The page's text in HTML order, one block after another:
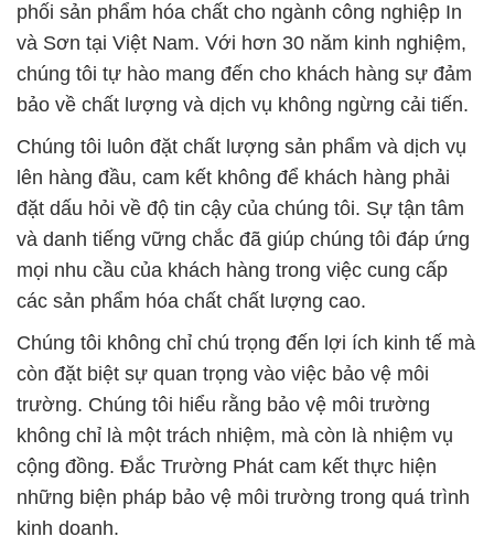
phối sản phẩm hóa chất cho ngành công nghiệp In
và Sơn tại Việt Nam. Với hơn 30 năm kinh nghiệm,
chúng tôi tự hào mang đến cho khách hàng sự đảm
bảo về chất lượng và dịch vụ không ngừng cải tiến.
Chúng tôi luôn đặt chất lượng sản phẩm và dịch vụ
lên hàng đầu, cam kết không để khách hàng phải
đặt dấu hỏi về độ tin cậy của chúng tôi. Sự tận tâm
và danh tiếng vững chắc đã giúp chúng tôi đáp ứng
mọi nhu cầu của khách hàng trong việc cung cấp
các sản phẩm hóa chất chất lượng cao.
Chúng tôi không chỉ chú trọng đến lợi ích kinh tế mà
còn đặt biệt sự quan trọng vào việc bảo vệ môi
trường. Chúng tôi hiểu rằng bảo vệ môi trường
không chỉ là một trách nhiệm, mà còn là nhiệm vụ
cộng đồng. Đắc Trường Phát cam kết thực hiện
những biện pháp bảo vệ môi trường trong quá trình
kinh doanh.